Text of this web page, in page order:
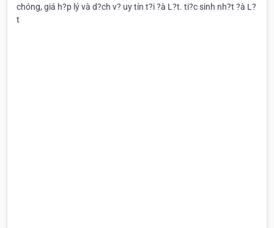
chóng, giá h?p lý và d?ch v? uy tín t?i ?à L?t. ti?c sinh nh?t ?à L?
t